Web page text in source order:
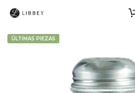
ÚLTIMAS PIEZAS